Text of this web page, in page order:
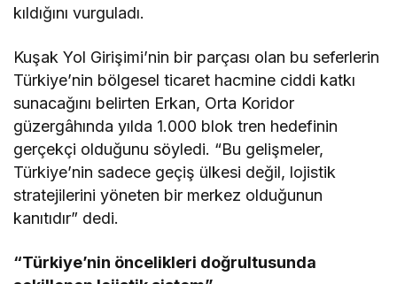
kıldığını vurguladı.
Kuşak Yol Girişimi’nin bir parçası olan bu seferlerin
Türkiye’nin bölgesel ticaret hacmine ciddi katkı
sunacağını belirten Erkan, Orta Koridor
güzergâhında yılda 1.000 blok tren hedefinin
gerçekçi olduğunu söyledi. “Bu gelişmeler,
Türkiye’nin sadece geçiş ülkesi değil, lojistik
stratejilerini yöneten bir merkez olduğunun
kanıtıdır” dedi.
“Türkiye’nin öncelikleri doğrultusunda